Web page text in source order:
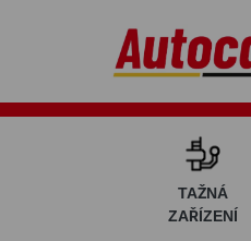
TAŽNÁ
ZAŘÍZENÍ